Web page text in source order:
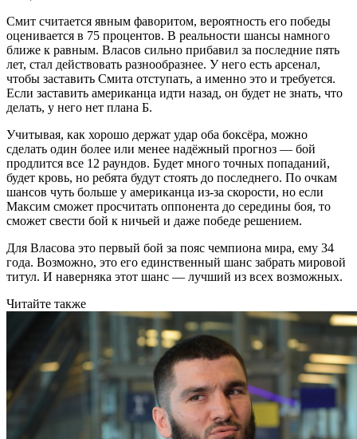
Смит считается явным фаворитом, вероятность его победы
оценивается в 75 процентов. В реальности шансы намного
ближе к равным. Власов сильно прибавил за последние пять
лет, стал действовать разнообразнее. У него есть арсенал,
чтобы заставить Смита отступать, а именно это и требуется.
Если заставить американца идти назад, он будет не знать, что
делать, у него нет плана Б.
Учитывая, как хорошо держат удар оба боксёра, можно
сделать один более или менее надёжный прогноз — бой
продлится все 12 раундов. Будет много точных попаданий,
будет кровь, но ребята будут стоять до последнего. По очкам
шансов чуть больше у американца из-за скорости, но если
Максим сможет просчитать оппонента до середины боя, то
сможет свести бой к ничьей и даже победе решением.
Для Власова это первый бой за пояс чемпиона мира, ему 34
года. Возможно, это его единственный шанс забрать мировой
титул. И наверняка этот шанс — лучший из всех возможных.
Читайте также